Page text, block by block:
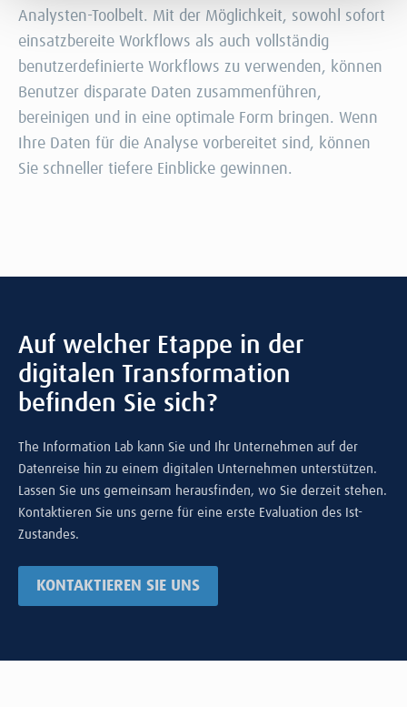
Analysten-Toolbelt. Mit der Möglichkeit, sowohl sofort
einsatzbereite Workflows als auch vollständig
benutzerdefinierte Workflows zu verwenden, können
Benutzer disparate Daten zusammenführen,
bereinigen und in eine optimale Form bringen. Wenn
Ihre Daten für die Analyse vorbereitet sind, können
Sie schneller tiefere Einblicke gewinnen.
Auf welcher Etappe in der
digitalen Transformation
befinden Sie sich?
The Information Lab kann Sie und Ihr Unternehmen auf der
Datenreise hin zu einem digitalen Unternehmen unterstützen.
Lassen Sie uns gemeinsam herausfinden, wo Sie derzeit stehen.
Kontaktieren Sie uns gerne für eine erste Evaluation des Ist-
Zustandes.
KONTAKTIEREN SIE UNS